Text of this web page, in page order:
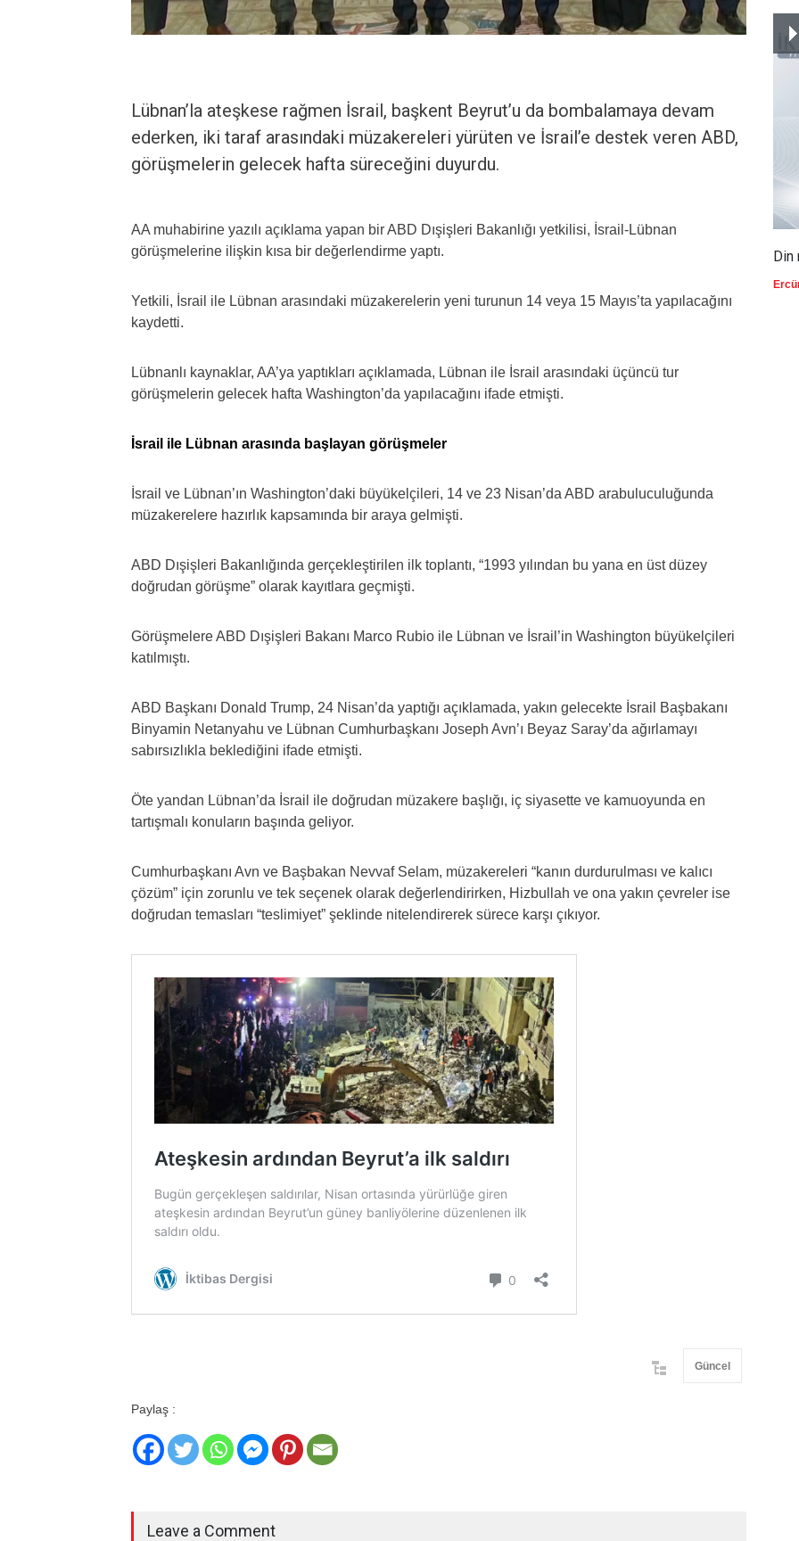
Lübnan’la ateşkese rağmen İsrail, başkent Beyrut’u da bombalamaya devam
ederken, iki taraf arasındaki müzakereleri yürüten ve İsrail’e destek veren ABD,
görüşmelerin gelecek hafta süreceğini duyurdu.
AA muhabirine yazılı açıklama yapan bir ABD Dışişleri Bakanlığı yetkilisi, İsrail-Lübnan
görüşmelerine ilişkin kısa bir değerlendirme yaptı.
Yetkili, İsrail ile Lübnan arasındaki müzakerelerin yeni turunun 14 veya 15 Mayıs’ta yapılacağını
kaydetti.
Lübnanlı kaynaklar, AA’ya yaptıkları açıklamada, Lübnan ile İsrail arasındaki üçüncü tur
görüşmelerin gelecek hafta Washington’da yapılacağını ifade etmişti.
İsrail ile Lübnan arasında başlayan görüşmeler
İsrail ve Lübnan’ın Washington’daki büyükelçileri, 14 ve 23 Nisan’da ABD arabuluculuğunda
müzakerelere hazırlık kapsamında bir araya gelmişti.
ABD Dışişleri Bakanlığında gerçekleştirilen ilk toplantı, “1993 yılından bu yana en üst düzey
doğrudan görüşme” olarak kayıtlara geçmişti.
Görüşmelere ABD Dışişleri Bakanı Marco Rubio ile Lübnan ve İsrail’in Washington büyükelçileri
katılmıştı.
ABD Başkanı Donald Trump, 24 Nisan’da yaptığı açıklamada, yakın gelecekte İsrail Başbakanı
Binyamin Netanyahu ve Lübnan Cumhurbaşkanı Joseph Avn’ı Beyaz Saray’da ağırlamayı
sabırsızlıkla beklediğini ifade etmişti.
Öte yandan Lübnan’da İsrail ile doğrudan müzakere başlığı, iç siyasette ve kamuoyunda en
tartışmalı konuların başında geliyor.
Cumhurbaşkanı Avn ve Başbakan Nevvaf Selam, müzakereleri “kanın durdurulması ve kalıcı
çözüm” için zorunlu ve tek seçenek olarak değerlendirirken, Hizbullah ve ona yakın çevreler ise
doğrudan temasları “teslimiyet” şeklinde nitelendirerek sürece karşı çıkıyor.
Güncel
Paylaş :
Leave a Comment
Din